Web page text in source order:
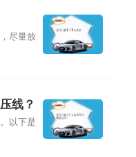
尽量放
线？
以下是